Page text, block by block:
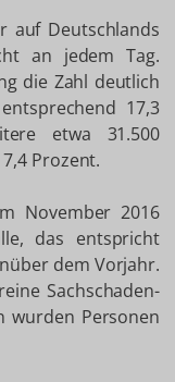
auf Deutschlands
an jedem Tag.
die Zahl deutlich
17,3
etwa 31.500
Prozent.
November 2016
das entspricht
dem Vorjahr.
Sachschaden-
wurden Personen